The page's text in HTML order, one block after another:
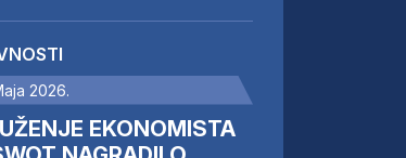
2026.
EKONOMISTA